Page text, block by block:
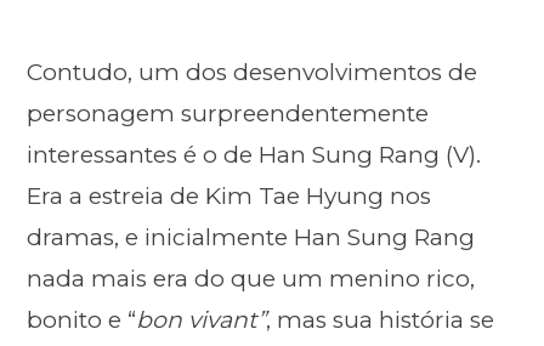
Contudo, um dos desenvolvimentos de
personagem surpreendentemente
interessantes é o de Han Sung Rang (V).
Era a estreia de Kim Tae Hyung nos
dramas, e inicialmente Han Sung Rang
nada mais era do que um menino rico,
bonito e “bon vivant”, mas sua história se